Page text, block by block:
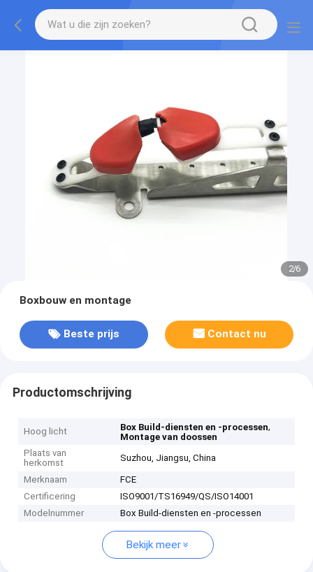
2/6
Boxbouw en montage
Beste prijs Contact nu
Productomschrijving
Hoog licht Box Build-diensten en -processen,
Montage van doossen
Plaats van
herkomst
Suzhou, Jiangsu, China
Merknaam
FCE
Certificering
ISO9001/TS16949/QS/ISO14001
Modelnummer
Box Build-diensten en -processen
Bekijk meer